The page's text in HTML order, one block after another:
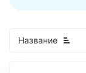
Название